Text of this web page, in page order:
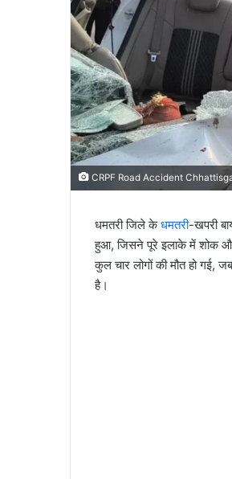
CRPF Road Accident
धमतरी जिले केधमतरी-खपरी
हुआ, जिसने पूरे इलाके में शोक और
कुल चार लोगों की मौत हो गई,
है।